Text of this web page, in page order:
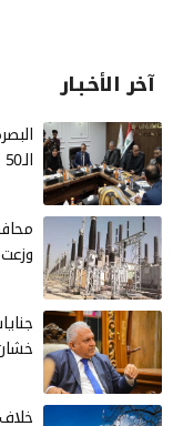
آخر الأخـبـار
الـ50